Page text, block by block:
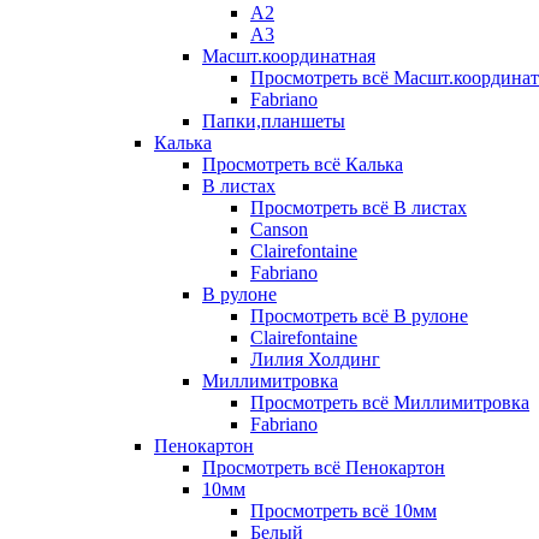
А2
А3
Масшт.координатная
Просмотреть всё
Fabriano
Папки,планшеты
Калька
Просмотреть всё Калька
В листах
Просмотреть всё В листах
Canson
Clairefontaine
Fabriano
В рулоне
Просмотреть всё В рулоне
Clairefontaine
Лилия Холдинг
Миллимитровка
Просмотреть всё Миллимитровка
Fabriano
Пенокартон
Просмотреть всё Пенокартон
10мм
Просмотреть всё 10мм
Белый